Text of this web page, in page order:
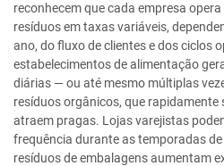
reconhecem que cada empresa
resíduos em taxas variáveis,
ano, do fluxo de clientes e dos ciclos
estabelecimentos de alimentação
diárias — ou até mesmo múltiplas
resíduos orgânicos, que rapidamente
atraem pragas. Lojas varejistas
frequência durante as temporadas
resíduos de embalagens aumentam